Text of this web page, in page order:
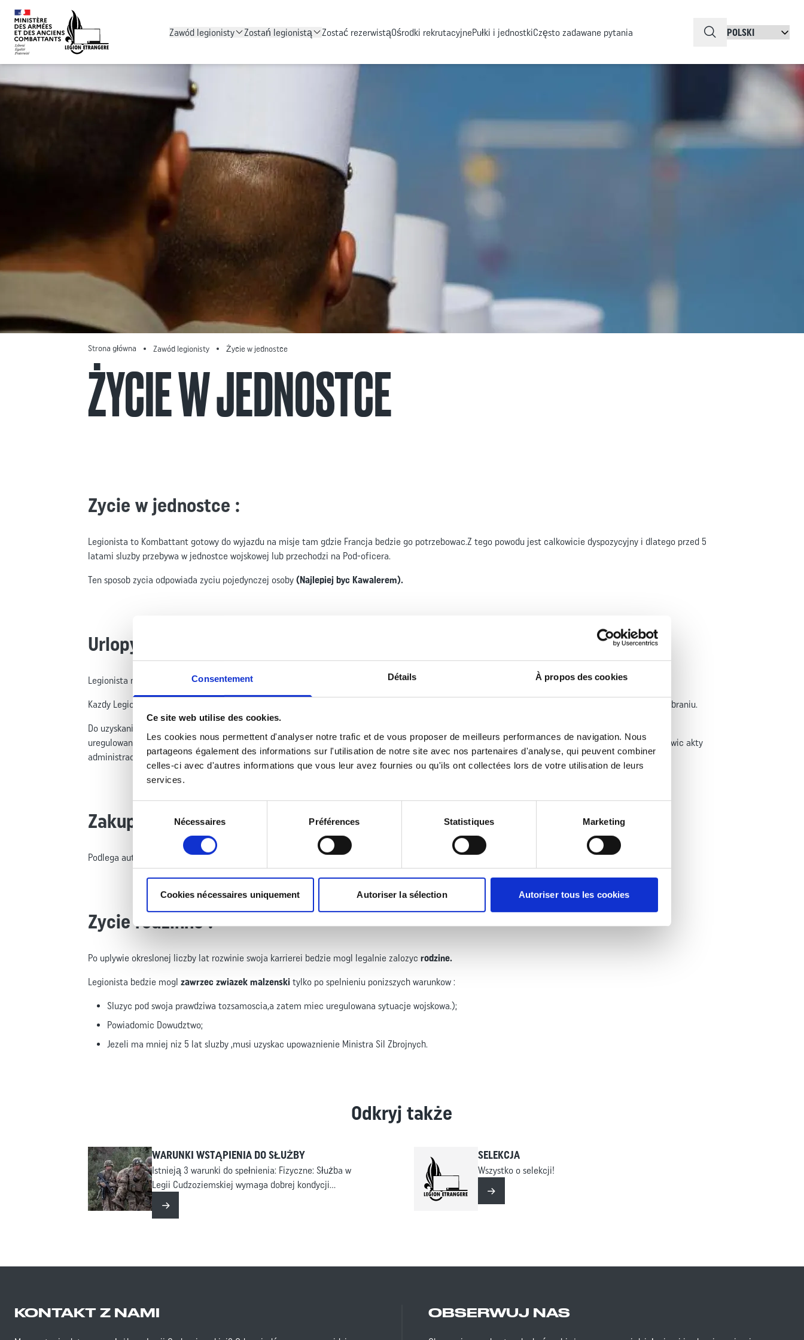
Consentement Détails À propos des cookies
Ce site web utilise des cookies.
Les cookies nous permettent d'analyser notre trafic et de vous proposer de meilleurs performances de navigation. Nous
partageons également des informations sur l'utilisation de notre site avec nos partenaires d'analyse, qui peuvent combiner
celles-ci avec d'autres informations que vous leur avez fournies ou qu'ils ont collectées lors de votre utilisation de leurs
services.
du
consentement
Nécessaires Préférences Statistiques Marketing
Cookies nécessaires uniquement Autoriser la sélection Autoriser tous les cookies
Zawód legionisty
Zostań legionistą Zostać rezerwistąOśrodki rekrutacyjnePułki i jednostkiCzęsto zadawane pytania QuickSearch
Strona główna Zawód legionisty Życie w jednostce
ŻYCIE W JEDNOSTCE
Zycie w jednostce :
Legionista to Kombattant gotowy do wyjazdu na misje tam gdzie Francja bedzie go potrzebowac.Z tego powodu jest calkowicie dyspozycyjny i dlatego przed 5
latami sluzby przebywa w jednostce wojskowej lub przechodzi na Pod-oficera.
Ten sposob zycia odpowiada zyciu pojedynczej osoby(Najlepiej byc Kawalerem).
Urlopy :
Legionista ma prawo do 45 dni wolnych urlopu w ciagu roku.(Za zgoda dowodztwa Kompani Jednostki) Jezeli w wekkendy nie jest na sluzbie ma wolne.
Kazdy Legionista ponizej 5 lat sluzby musi nosic mundur w czasie wolnym . W kontekscie urlopu dlugoterminowego Legionista moze byc w cywilnym ubraniu.
Do uzyskania zezwolenia na wyjazd za granice albo do kraju pochodzenia w celu pelnienia sluzby pod swoja prawdziwa tozsamoscia, a tym samym do
uregulowania sytuacji wojskowej.Proces uregulowania sytuacji wojskowej zostaje zainicjowany ,gdy tylko zainteresowana strona jest w stanie przedstawic akty
administracyjne oraz oficjalne wnioski Francuskiej administracji.
Zakup pojazdu mechanicznego :
Podlega autoryzacji dowodztwa po 3 latach sluzby.
Zycie rodzinne :
Po uplywie okreslonej liczby lat rozwinie swoja karrierei bedzie mogl legalnie zalozycrodzine.
Legionista bedzie moglzawrzec zwiazek malzenski tylko po spelnieniu ponizszych warunkow :
Sluzyc pod swoja prawdziwa tozsamoscia,a zatem miec uregulowana sytuacje wojskowa.);
Powiadomic Dowudztwo;
Jezeli ma mniej niz 5 lat sluzby ,musi uzyskac upowaznienie Ministra Sil Zbrojnych.
Odkryj także
WARUNKI WSTĄPIENIA DO SŁUŻBY
Istnieją 3 warunki do spełnienia: Fizyczne: Służba w
Legii Cudzoziemskiej wymaga dobrej kondycji
Czytaj więcej
SELEKCJA
Wszystko o selekcji!
Czytaj więcej
KONTAKT Z NAMI OBSERWUJ NAS